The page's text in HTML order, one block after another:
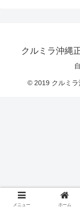
クルミラ沖縄
© 2019 クルミ
メニュー ホーム